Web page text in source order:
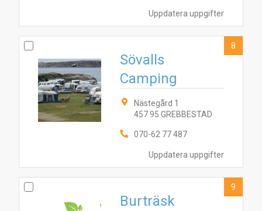
Uppdatera uppgifter
Uppdatera uppgifter
Sövalls
Camping
Nästegård 1
457 95 GREBBESTAD
070-62 77 487
8
Burträsk
9